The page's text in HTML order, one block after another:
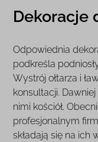
Dekoracje
Odpowiednia
podkreśla
Wystrój ołtarza i
konsultacji.
nimi kościół.
profesjonalnym
składają się na ich